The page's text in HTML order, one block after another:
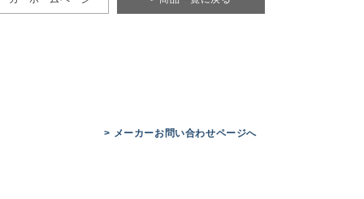
> メーカーお問い合わせページへ